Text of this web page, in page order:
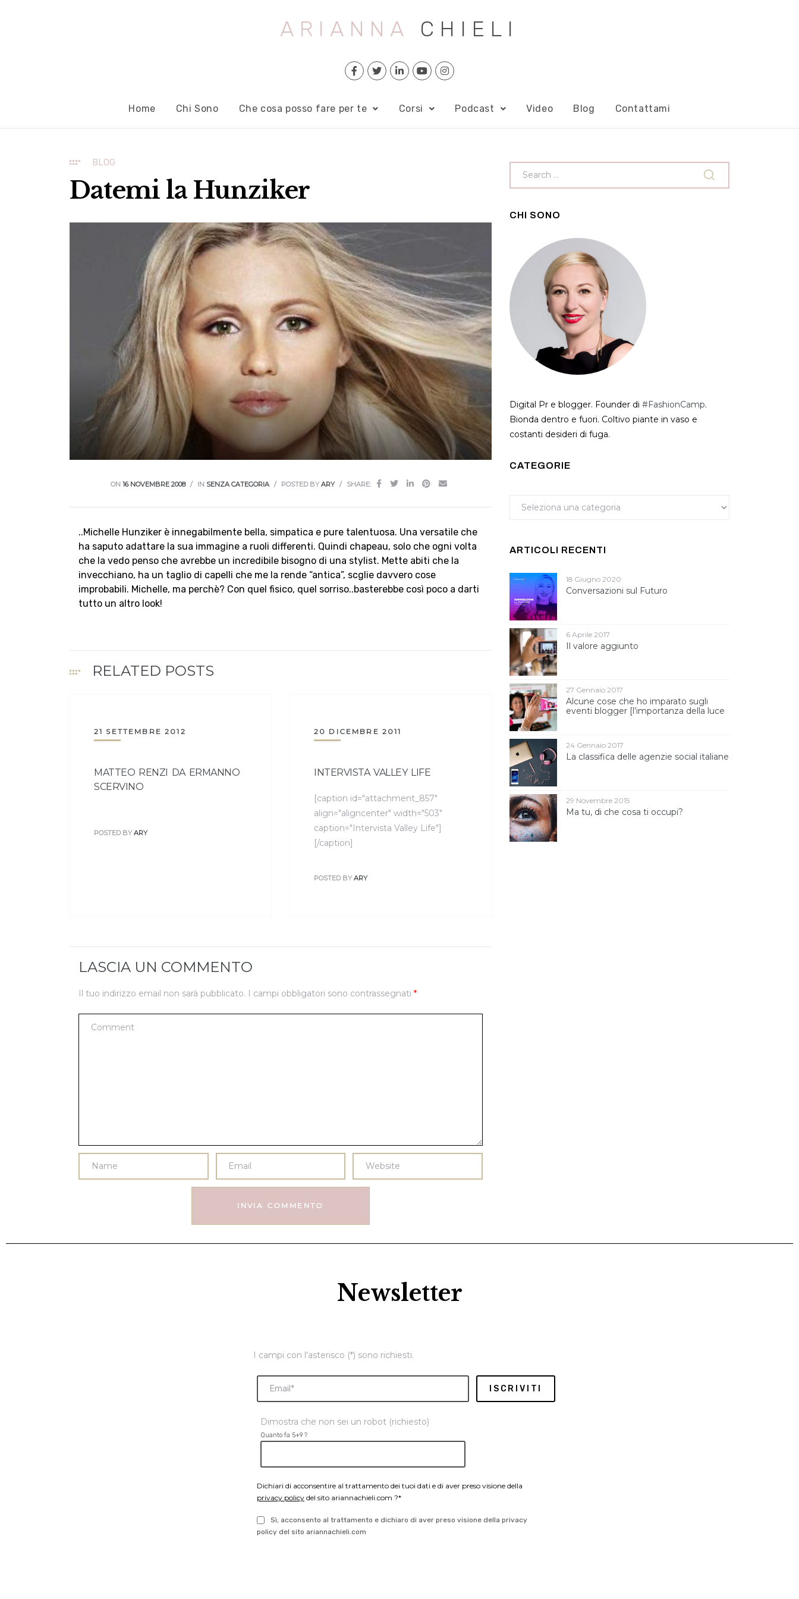
ARIANNA CHIELI
Home Chi Sono Che cosa posso fare per te Corsi Podcast Video Blog Contattami
BLOG
Datemi la Hunziker
ON16 NOVEMBRE 2008 IN SENZA CATEGORIA POSTED BYARY SHARE:
..Michelle Hunziker è innegabilmente bella, simpatica e pure talentuosa. Una versatile che
ha saputo adattare la sua immagine a ruoli differenti. Quindi chapeau, solo che ogni volta
che la vedo penso che avrebbe un incredibile bisogno di una stylist. Mette abiti che la
invecchiano, ha un taglio di capelli che me la rende “antica”, scglie davvero cose
improbabili. Michelle, ma perchè? Con quel fisico, quel sorriso..basterebbe così poco a darti
tutto un altro look!
RELATED POSTS
21 SETTEMBRE 2012
MATTEO RENZI DA ERMANNO
SCERVINO
POSTED BY ARY
20 DICEMBRE 2011
INTERVISTA VALLEY LIFE
[caption id="attachment_857"
align="aligncenter" width="503"
caption="Intervista Valley Life"]
[/caption]
POSTED BY ARY
LASCIA UN COMMENTO
Il tuo indirizzo email non sarà pubblicato. I campi obbligatori sono contrassegnati *
CHI SONO
Digital Pr e blogger. Founder di #FashionCamp.
Bionda dentro e fuori. Coltivo piante in vaso e
costanti desideri di fuga.
CATEGORIE
ARTICOLI RECENTI
Conversazioni sul Futuro
18 Giugno 2020
Il valore aggiunto
6 Aprile 2017
Alcune cose che ho imparato sugli
eventi blogger [l’importanza della luce
27 Gennaio 2017
La classifica delle agenzie social italiane
24 Gennaio 2017
Ma tu, di che cosa ti occupi?
29 Novembre 2015
Newsletter
I campi con l'asterisco (*) sono richiesti.
Dimostra che non sei un robot (richiesto)
Quanto fa 5+9 ?
Dichiari di acconsentire al trattamento dei tuoi dati e di aver preso visione della
privacy policy del sito ariannachieli.com ?*
Sì, acconsento al trattamento e dichiaro di aver preso visione della privacy
policy del sito ariannachieli.com